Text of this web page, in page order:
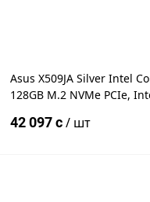
Asus X509JA Silver Intel
128GB M.2 NVMe PCIe,
42 097 c/ шт